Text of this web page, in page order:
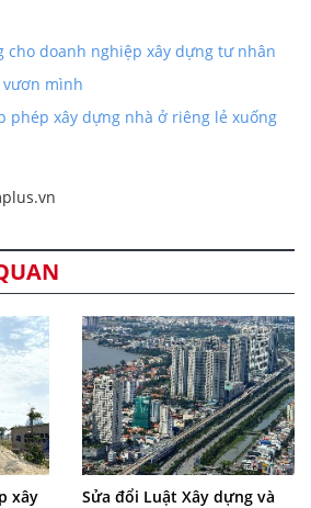
cho doanh nghiệp xây dựng tư nhân
mình
phép xây dựng nhà ở riêng lẻ xuống
xây
Sửa đổi Luật Xây dựng và